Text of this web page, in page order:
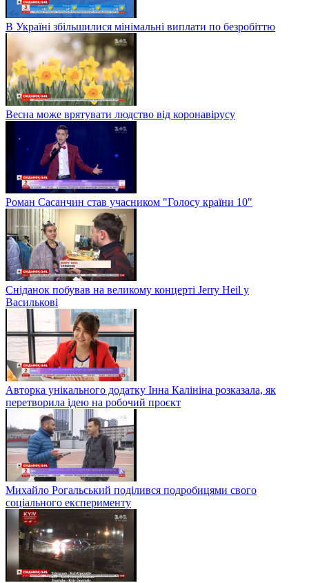
В Україні збільшилися мінімальні виплати по безробіттю
Весна може врятувати людство від коронавірусу
Роман Сасанчин став учасником "Голосу країни 10"
Сніданок побував на великому концерті Jerry Heil у
Василькові
Авторка унікального додатку Інна Калініна розказала, як
перетворила ідею на робочий проєкт
Михайло Рогальський поділився подробицями свого
соціального експерименту